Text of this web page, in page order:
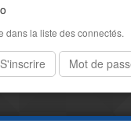
dans la liste des connectés.
S'inscrire Mot de